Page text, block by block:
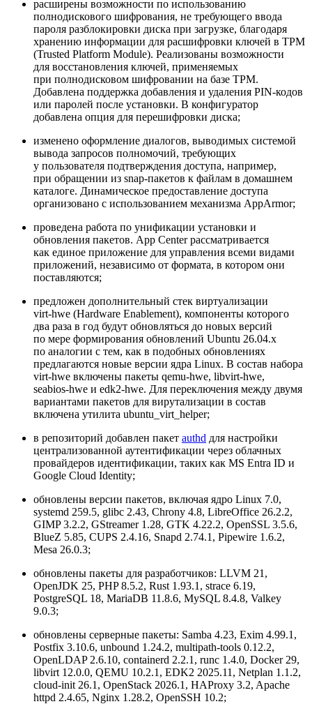
расширены возможности по использованию
полнодискового шифрования, не требующего ввода
пароля разблокировки диска при загрузке, благодаря
хранению информации для расшифровки ключей в TPM
(Trusted Platform Module). Реализованы возможности
для восстановления ключей, применяемых
при полнодисковом шифровании на базе TPM.
Добавлена поддержка добавления и удаления PIN‑кодов
или паролей после установки. В конфигуратор
добавлена опция для перешифровки диска;
изменено оформление диалогов, выводимых системой
вывода запросов полномочий, требующих
у пользователя подтверждения доступа, например,
при обращении из snap‑пакетов к файлам в домашнем
каталоге. Динамическое предоставление доступа
организовано с использованием механизма AppArmor;
проведена работа по унификации установки и
обновления пакетов. App Center рассматривается
как единое приложение для управления всеми видами
приложений, независимо от формата, в котором они
поставляются;
предложен дополнительный стек виртуализации
virt‑hwe (Hardware Enablement), компоненты которого
два раза в год будут обновляться до новых версий
по мере формирования обновлений Ubuntu 26.04.x
по аналогии с тем, как в подобных обновлениях
предлагаются новые версии ядра Linux. В состав набора
virt‑hwe включены пакеты qemu‑hwe, libvirt‑hwe,
seabios‑hwe и edk2-hwe. Для переключения между двумя
вариантами пакетов для вирутализации в состав
включена утилита ubuntu_virt_helper;
в репозиторий добавлен пакет authd для настройки
централизованной аутентификации через облачных
провайдеров идентификации, таких как MS Entra ID и
Google Cloud Identity;
обновлены версии пакетов, включая ядро Linux 7.0,
systemd 259.5, glibc 2.43, Chrony 4.8, LibreOffice 26.2.2,
GIMP 3.2.2, GStreamer 1.28, GTK 4.22.2, OpenSSL 3.5.6,
BlueZ 5.85, CUPS 2.4.16, Snapd 2.74.1, Pipewire 1.6.2,
Mesa 26.0.3;
обновлены пакеты для разработчиков: LLVM 21,
OpenJDK 25, PHP 8.5.2, Rust 1.93.1, strace 6.19,
PostgreSQL 18, MariaDB 11.8.6, MySQL 8.4.8, Valkey
9.0.3;
обновлены серверные пакеты: Samba 4.23, Exim 4.99.1,
Postfix 3.10.6, unbound 1.24.2, multipath‑tools 0.12.2,
OpenLDAP 2.6.10, containerd 2.2.1, runc 1.4.0, Docker 29,
libvirt 12.0.0, QEMU 10.2.1, EDK2 2025.11, Netplan 1.1.2,
cloud‑init 26.1, OpenStack 2026.1, HAProxy 3.2, Apache
httpd 2.4.65, Nginx 1.28.2, OpenSSH 10.2;